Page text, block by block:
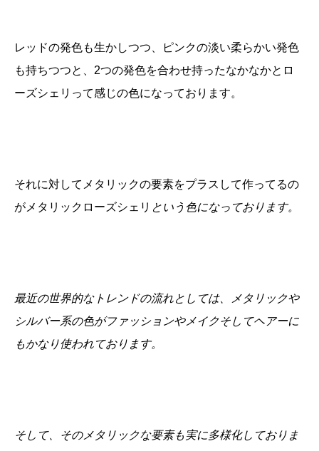
レッドの発色も生かしつつ、ピンクの淡い柔らかい発色
も持ちつつと、2つの発色を合わせ持ったなかなかとロ
ーズシェリって感じの色になっております。
それに対してメタリックの要素をプラスして作ってるの
がメタリックローズシェリ という色になっております。
最近の世界的なトレンドの流れとしては、メタリックや
シルバー系の色がファッションやメイクそしてヘアーに
もかなり使われております。
そして、そのメタリックな要素も実に多様化しておりま